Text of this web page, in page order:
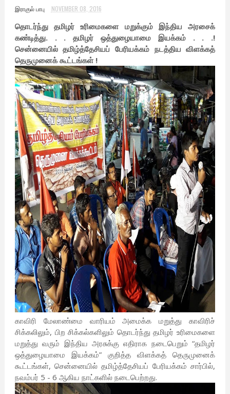
இராகுல் பாபு NOVEMBER 08, 2016
தொடர்ந்து தமிழர் உரிமைகளை மறுக்கும் இந்திய அரசைக்
கண்டித்து. . . தமிழர் ஒத்துழையாமை இயக்கம் . . .!
சென்னையில் தமிழ்த்தேசியப் பேரியக்கம் நடத்திய விளக்கத்
தெருமுனைக் கூட்டங்கள் !
காவிரி மேலாண்மை வாரியம் அமைக்க மறுத்து காவிரிச்
சிக்கலிலும், பிற சிக்கல்களிலும் தொடர்ந்து தமிழர் உரிமைகளை
மறுத்து வரும் இந்திய அரசுக்கு எதிராக நடைபெறும் “தமிழர்
ஒத்துழையாமை இயக்கம்” குறித்த விளக்கத் தெருமுனைக்
கூட்டங்கள், சென்னையில் தமிழ்த்தேசியப் பேரியக்கம் சார்பில்,
நவம்பர் 5 - 6 ஆகிய நாட்களில் நடைபெற்றது.